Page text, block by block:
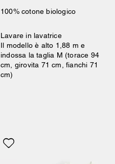
100% cotone biologico
Lavare in lavatrice
Il modello è alto 1,88 m e
indossa la taglia M (torace 94
cm, girovita 71 cm, fianchi 71
cm)